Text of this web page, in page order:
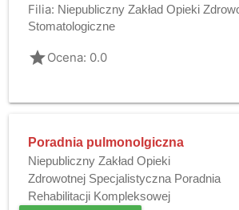
Filia: Niepubliczny Zakład Opieki
Stomatologiczne
gradeOcena: 0.0
Poradnia pulmonolgiczna
Niepubliczny Zakład Opieki
Zdrowotnej Specjalistyczna Poradnia
Rehabilitacji Kompleksowej